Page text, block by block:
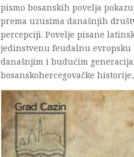
pismo bosanskih povelja
prema uzusima današnjih
percepciji. Povelje pisane
jedinstvenu feudalnu
današnjim i budućim
bosanskohercegovačke